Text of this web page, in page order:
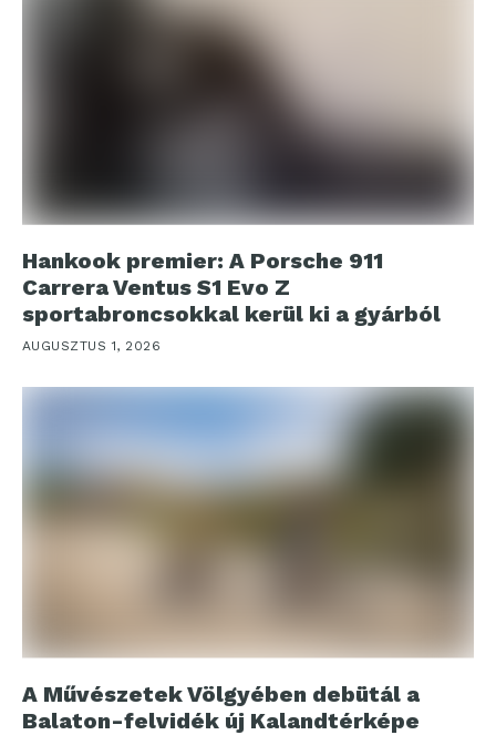
Hankook premier: A Porsche 911
Carrera Ventus S1 Evo Z
sportabroncsokkal kerül ki a gyárból
AUGUSZTUS 1, 2026
A Művészetek Völgyében debütál a
Balaton-felvidék új Kalandtérképe